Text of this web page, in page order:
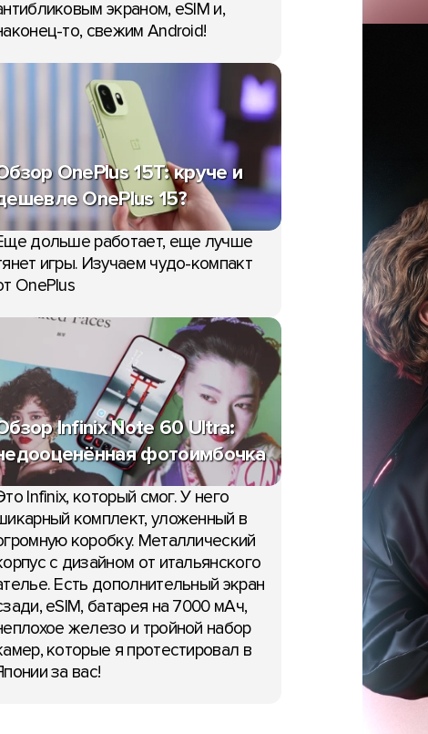
экраном, eSIM и,
то, свежим Android!
OnePlus 15T: круче и
OnePlus 15?
дольше работает, еще лучше
игры. Изучаем чудо-компакт
OnePlus
Infinix Note 60 Ultra:
фотоимбочка
Infinix, который смог. У него
комплект, уложенный в
коробку. Металлический
с дизайном от итальянского
Есть дополнительный экран
eSIM, батарея на 7000 мАч,
железо и тройной набор
которые я протестировал в
за вас!